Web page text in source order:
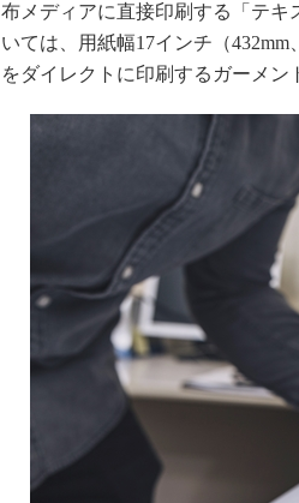
布メディアに直接印刷する「テキ
いては、用紙幅17インチ（
をダイレクトに印刷するガーメン